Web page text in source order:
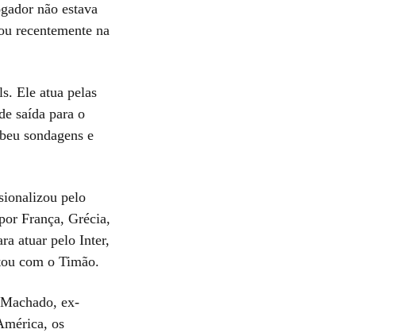
não estava
recentemente na
Ele atua pelas
saída para o
sondagens e
pelo
França, Grécia,
atuar pelo Inter,
com o Timão.
ex-
os